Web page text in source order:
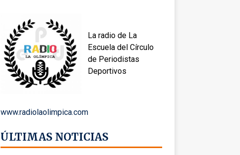
La radio de La
Escuela del Círculo
de Periodistas
Deportivos
www.radiolaolimpica.com
ÚLTIMAS NOTICIAS